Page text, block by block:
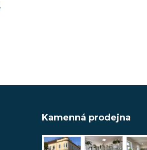
.
Kamenná prodejna